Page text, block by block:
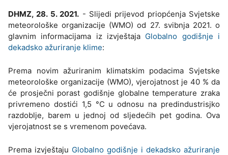
DHMZ, 28. 5. 2021. - Slijedi prijevod priopćenja Svjetske
meteorološke organizacije (WMO) od 27. svibnja 2021. o
glavnim informacijama iz izvještaja Globalno godišnje i
dekadsko ažuriranje klime:
Prema novim ažuriranim klimatskim podacima Svjetske
meteorološke organizacije (WMO), vjerojatnost je 40 % da
će prosječni porast godišnje globalne temperature zraka
privremeno dostići 1,5 °C u odnosu na predindustrisjko
razdoblje, barem u jednoj od sljedećih pet godina. Ova
vjerojatnost se s vremenom povećava.
Prema izvještaju Globalno godišnje i dekadsko ažuriranje